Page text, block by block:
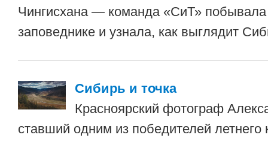
Чингисхана — команда «СиТ»
заповеднике и узнала, как выглядит
Сибирь и точка
Красноярский фотограф
ставший одним из победителей летнего